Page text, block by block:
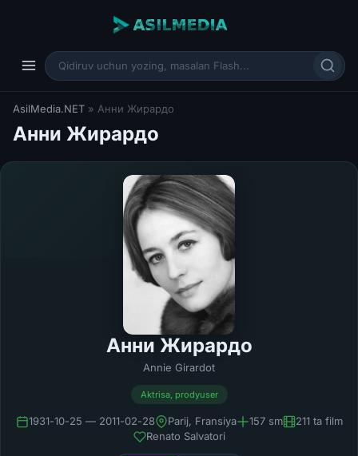
AsilMedia.NET » Анни Жирардо
Анни Жирардо
Анни Жирардо
Annie Girardot
Aktrisa, prodyuser
1931-10-25 — 2011-02-28 Parij, Fransiya 157 sm
211 ta film
Renato Salvatori